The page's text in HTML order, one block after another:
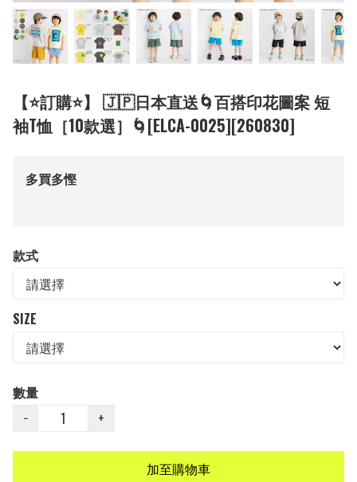
【⭐訂購⭐】 🇯🇵日本直送🌀百搭印花圖案 短
袖T恤［10款選］🌀[ELCA-0025][260830]
多買多慳
款式
SIZE
數量
−
+
加至購物車